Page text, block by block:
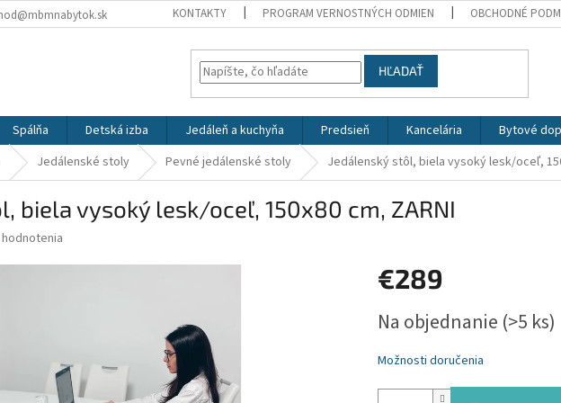
KONTAKTY PROGRAM VERNOSTNÝCH ODMIEN OBCHODNÉ
HĽADAŤ
Spálňa Detská izba Jedáleň a kuchyňa Predsieň Kancelária Bytové
Jedálenské stoly Pevné jedálenské stoly Jedálenský stôl, biela vysoký lesk/oceľ,
biela vysoký lesk/oceľ, 150x80 cm, ZARNI
€289
cena:
Na objednanie (>5 ks)
Možnosti doručenia